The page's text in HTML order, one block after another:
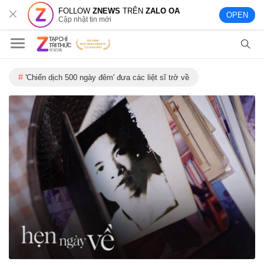
FOLLOWZNEWS TRÊNZALO OA
Cập nhật tin mới OPEN
'Chiến dịch 500 ngày đêm' đưa các liệt sĩ trở về